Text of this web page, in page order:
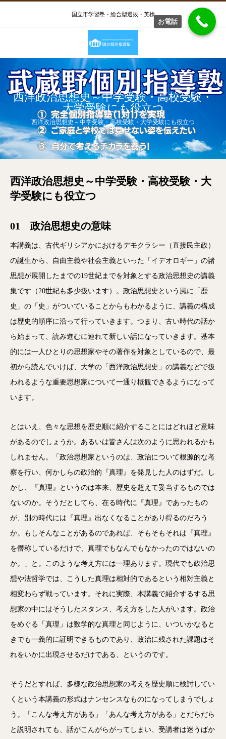
国立市学習塾・総合型選抜・英検
西洋政治思想史～中学受験・高校受験・
大学受験にも役立つ
西洋政治思想史～中学受験・高校受験・大学受験にも役立つ
西洋政治思想史～中学受験・高校受験・大
学受験にも役立つ
01 政治思想史の意味
本講義は、古代ギリシアかにおけるデモクラシー（直接民主政）
の誕生から、自由主義や社会主義といった「イデオロギー」の諸
思想が展開したまでの19世紀までを対象とする政治思想史の講義
集です（20世紀も多少扱います）。政治思想史という風に「歴
史」の「史」がついていることからもわかるように、講義の構成
は歴史的順序に沿って行っていきます。つまり、古い時代の話か
ら始まって、読み進むに連れて新しい話になっていきます。基本
的には一人ひとりの思想家やその著作を対象としているので、最
初から読んでいけば、大学の「西洋政治思想史」の講義などで扱
われるような重要思想家について一通り概観できるようになって
います。
とはいえ、色々な思想を歴史順に紹介することにはどれほど意味
があるのでしょうか。あるいは皆さんは次のように思われるかも
しれません。「政治思想家というのは、政治について根源的な考
察を行い、何かしらの政治的『真理』を発見した人のはずだ。し
かし、『真理』というのは本来、歴史を超えて妥当するものでは
ないのか。そうだとしてら、在る時代に『真理』であったもの
が、別の時代には『真理』出なくなることがあり得るのだろう
か。もしそんなことがあるのであれば、そもそもそれは『真理』
を僭称しているだけで、真理でもなんでもなかったのではないの
か。」と。このような考え方には一理あります。現代でも政治思
想や法哲学では、こうした真理は相対的であるという相対主義と
相変わらず戦っています。それに実際、本講義で紹介するする思
想家の中にはそうしたスタンス、考え方をした人がいます。政治
をめぐる「真理」は数学的な真理と同じように、いついかなると
きでも一義的に証明できるものであり、政治に残された課題はそ
れをいかに出現させるだけである、というのです。
そうだとすれば、多様な政治思想家の考えを歴史順に検討してい
くという本講義の形式はナンセンスなものになってしまうでしょ
う。「こんな考え方がある」「あんな考え方がある」とだらだら
と説明されても、話がこんがらがってしまい、受講者は迷うばか
お電話